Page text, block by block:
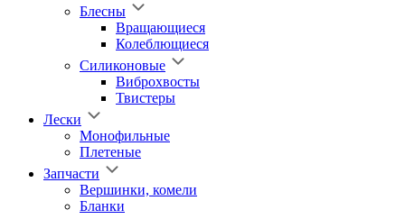
Блесны
Вращающиеся
Колеблющиеся
Силиконовые
Виброхвосты
Твистеры
Лески
Монофильные
Плетеные
Запчасти
Вершинки, комели
Бланки